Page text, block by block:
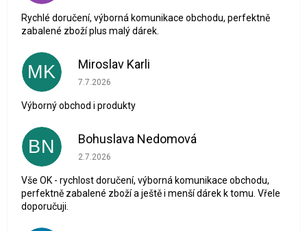
Rychlé doručení, výborná komunikace obchodu, perfektně
zabalené zboží plus malý dárek.
MK Miroslav Karli
Hodnocení obchodu je 5 z 5 hvězdiček.
7.7.2026
Výborný obchod i produkty
BN Bohuslava Nedomová
Hodnocení obchodu je 5 z 5 hvězdiček.
2.7.2026
Vše OK - rychlost doručení, výborná komunikace obchodu,
perfektně zabalené zboží a ještě i menší dárek k tomu. Vřele
doporučuji.